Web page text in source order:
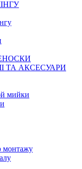
ТА АКСЕСУАРИ
мийки
монтажу